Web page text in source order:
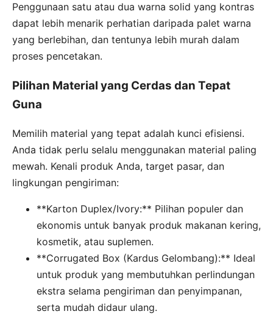
Penggunaan satu atau dua warna solid yang kontras
dapat lebih menarik perhatian daripada palet warna
yang berlebihan, dan tentunya lebih murah dalam
proses pencetakan.
Pilihan Material yang Cerdas dan Tepat
Guna
Memilih material yang tepat adalah kunci efisiensi.
Anda tidak perlu selalu menggunakan material paling
mewah. Kenali produk Anda, target pasar, dan
lingkungan pengiriman:
**Karton Duplex/Ivory:** Pilihan populer dan
ekonomis untuk banyak produk makanan kering,
kosmetik, atau suplemen.
**Corrugated Box (Kardus Gelombang):** Ideal
untuk produk yang membutuhkan perlindungan
ekstra selama pengiriman dan penyimpanan,
serta mudah didaur ulang.